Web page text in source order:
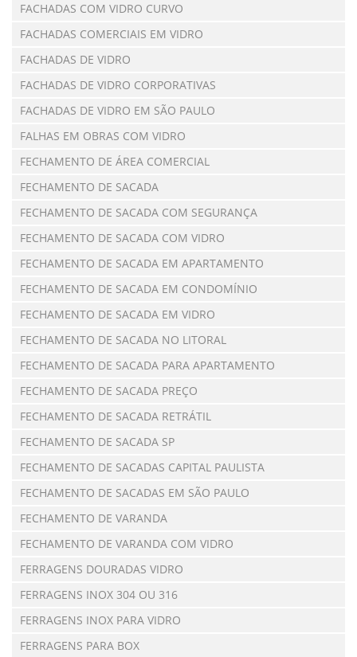
FACHADAS COM VIDRO CURVO
FACHADAS COMERCIAIS EM VIDRO
FACHADAS DE VIDRO
FACHADAS DE VIDRO CORPORATIVAS
FACHADAS DE VIDRO EM SÃO PAULO
FALHAS EM OBRAS COM VIDRO
FECHAMENTO DE ÁREA COMERCIAL
FECHAMENTO DE SACADA
FECHAMENTO DE SACADA COM SEGURANÇA
FECHAMENTO DE SACADA COM VIDRO
FECHAMENTO DE SACADA EM APARTAMENTO
FECHAMENTO DE SACADA EM CONDOMÍNIO
FECHAMENTO DE SACADA EM VIDRO
FECHAMENTO DE SACADA NO LITORAL
FECHAMENTO DE SACADA PARA APARTAMENTO
FECHAMENTO DE SACADA PREÇO
FECHAMENTO DE SACADA RETRÁTIL
FECHAMENTO DE SACADA SP
FECHAMENTO DE SACADAS CAPITAL PAULISTA
FECHAMENTO DE SACADAS EM SÃO PAULO
FECHAMENTO DE VARANDA
FECHAMENTO DE VARANDA COM VIDRO
FERRAGENS DOURADAS VIDRO
FERRAGENS INOX 304 OU 316
FERRAGENS INOX PARA VIDRO
FERRAGENS PARA BOX